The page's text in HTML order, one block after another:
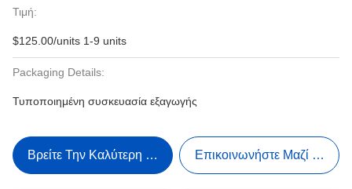
Τιμή:
$125.00/units 1-9 units
Packaging Details:
Τυποποιημένη συσκευασία εξαγωγής
Βρείτε Την Καλύτερη Τιμή Επικοινωνήστε Μαζί Μας